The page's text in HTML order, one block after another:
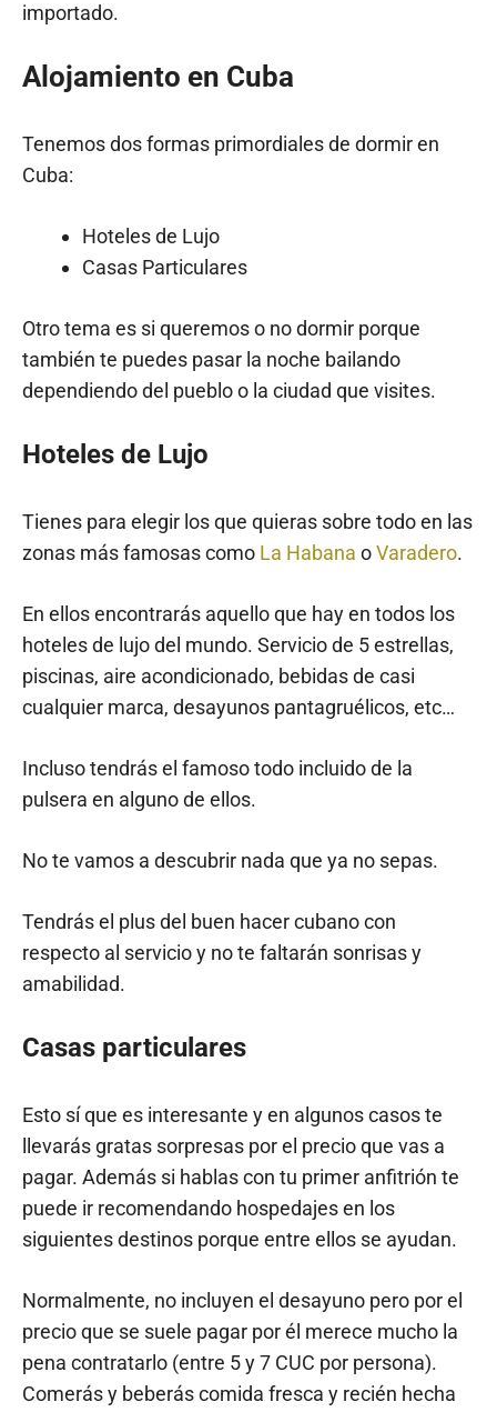
importado.
Alojamiento en Cuba
Tenemos dos formas primordiales de dormir en
Cuba:
Hoteles de Lujo
Casas Particulares
Otro tema es si queremos o no dormir porque
también te puedes pasar la noche bailando
dependiendo del pueblo o la ciudad que visites.
Hoteles de Lujo
Tienes para elegir los que quieras sobre todo en las
zonas más famosas como La Habana oVaradero.
En ellos encontrarás aquello que hay en todos los
hoteles de lujo del mundo. Servicio de 5 estrellas,
piscinas, aire acondicionado, bebidas de casi
cualquier marca, desayunos pantagruélicos, etc…
Incluso tendrás el famoso todo incluido de la
pulsera en alguno de ellos.
No te vamos a descubrir nada que ya no sepas.
Tendrás el plus del buen hacer cubano con
respecto al servicio y no te faltarán sonrisas y
amabilidad.
Casas particulares
Esto sí que es interesante y en algunos casos te
llevarás gratas sorpresas por el precio que vas a
pagar. Además si hablas con tu primer anfitrión te
puede ir recomendando hospedajes en los
siguientes destinos porque entre ellos se ayudan.
Normalmente, no incluyen el desayuno pero por el
precio que se suele pagar por él merece mucho la
pena contratarlo (entre 5 y 7 CUC por persona).
Comerás y beberás comida fresca y recién hecha